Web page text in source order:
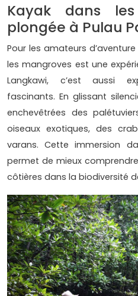
Kayak dans
plongée à Pulau
Pour les amateurs
les mangroves est une
Langkawi, c’est aussi
fascinants. En glissant
enchevêtrées des
oiseaux exotiques, des
varans. Cette immersion
permet de mieux
côtières dans la biodiversité